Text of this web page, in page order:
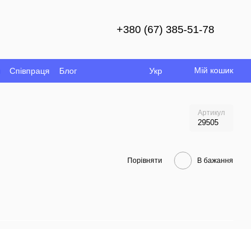
+380 (67) 385-51-78
Співпраця Блог Укр Мій кошик
Артикул
29505
Порівняти В бажання